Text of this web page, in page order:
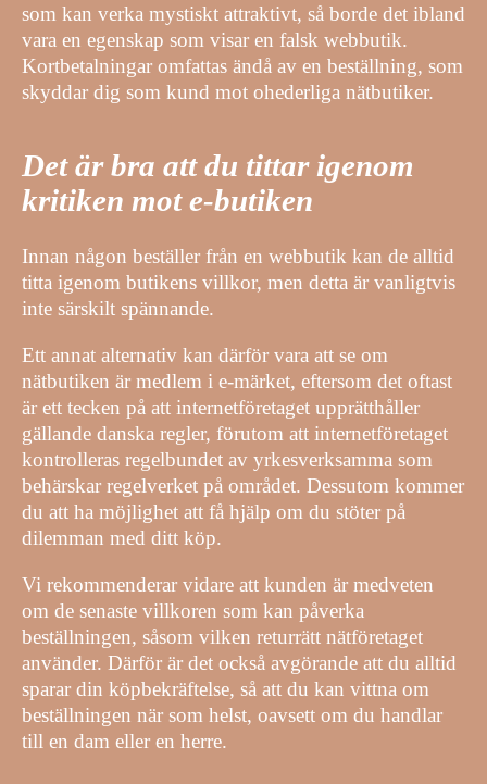
som kan verka mystiskt attraktivt, så borde det ibland
vara en egenskap som visar en falsk webbutik.
Kortbetalningar omfattas ändå av en beställning, som
skyddar dig som kund mot ohederliga nätbutiker.
Det är bra att du tittar igenom
kritiken mot e-butiken
Innan någon beställer från en webbutik kan de alltid
titta igenom butikens villkor, men detta är vanligtvis
inte särskilt spännande.
Ett annat alternativ kan därför vara att se om
nätbutiken är medlem i e-märket, eftersom det oftast
är ett tecken på att internetföretaget upprätthåller
gällande danska regler, förutom att internetföretaget
kontrolleras regelbundet av yrkesverksamma som
behärskar regelverket på området. Dessutom kommer
du att ha möjlighet att få hjälp om du stöter på
dilemman med ditt köp.
Vi rekommenderar vidare att kunden är medveten
om de senaste villkoren som kan påverka
beställningen, såsom vilken returrätt nätföretaget
använder. Därför är det också avgörande att du alltid
sparar din köpbekräftelse, så att du kan vittna om
beställningen när som helst, oavsett om du handlar
till en dam eller en herre.